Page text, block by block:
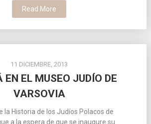
Read More
11 DICIEMBRE, 2013
EN EL MUSEO JUDÍO DE
VARSOVIA
la Historia de los Judíos Polacos de
a la espera de que se inaugure su